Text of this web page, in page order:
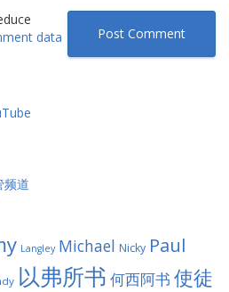
data
频道
Langley Michael Nicky Paul
以弗所书 何西阿书 使徒